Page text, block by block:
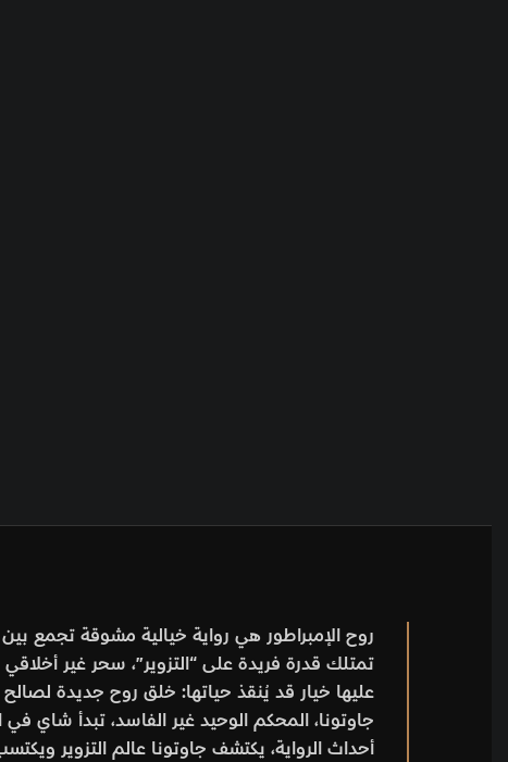
روح الإمبراطور هي رواية خيالية مشوقة تجمع
تمتلك قدرة فريدة على “التزوير”، سحر غير
جاوتونا، المحكم الوحيد غير الفاسد، تبدأ شاي
أحداث الرواية، يكتشف جاوتونا عالم التزوير